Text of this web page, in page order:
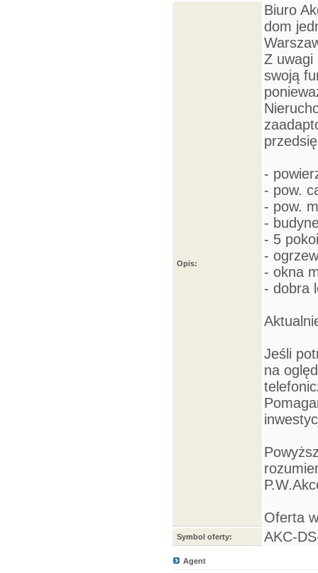
Opis:
Biuro
dom
Z uwagi
swoją
-
- pow.
- pow.
-
- 5
-
- okna
- dobra
Jeśli
na
Oferta
Symbol oferty: AKC-
Agent